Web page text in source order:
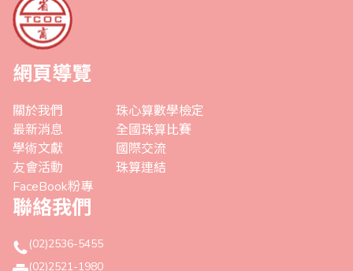
網頁導覽
關於我們
最新消息
學術文獻
友會活動
FaceBook粉專
珠心算數學檢定
全國珠算比賽
國際交流
珠算連結
聯絡我們
(02)2536-5455
(02)2521-1980